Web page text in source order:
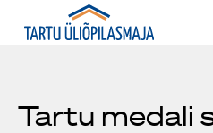
Uudised
Tartu medali